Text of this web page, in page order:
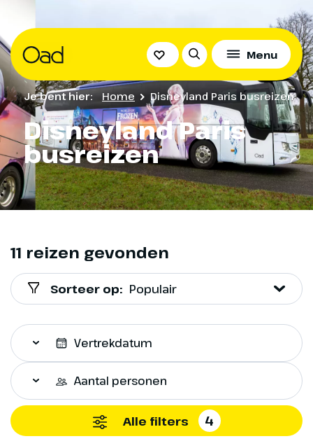
Menu
Disneyland Paris
busreizen
Je bent hier: Home Disneyland Paris busreizen
11 reizen gevonden
Sorteer op: Populair
Vertrekdatum
Aantal personen
Alle filters 4